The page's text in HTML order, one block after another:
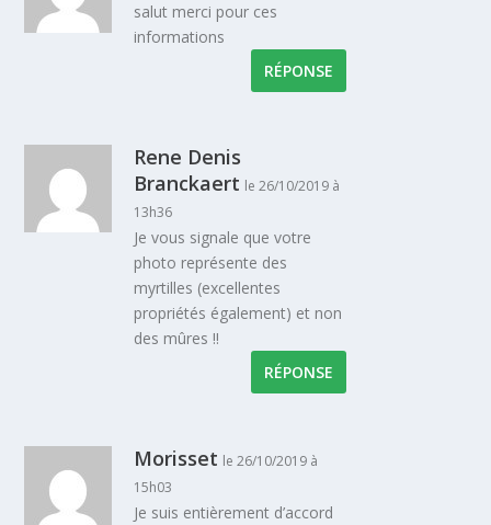
salut merci pour ces
informations
RÉPONSE
Rene Denis
Branckaert le 26/10/2019 à
13h36
Je vous signale que votre
photo représente des
myrtilles (excellentes
propriétés également) et non
des mûres !!
RÉPONSE
Morisset le 26/10/2019 à
15h03
Je suis entièrement d’accord